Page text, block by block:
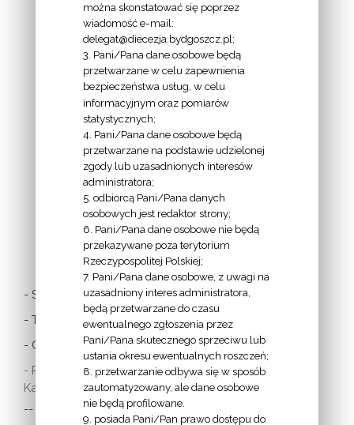
INFORMACJE
EPISKOPATU
POLSKI:
LINKI
- Stolica Apostolska
- Twitter Papieża
- Czytania z dnia
- Polska Misja
Katolicka:
-- w Austrii
można skonstatować się poprzez
wiadomość e-mail:
delegat@diecezja.bydgoszcz.pl;
3. Pani/Pana dane osobowe będą
przetwarzane w celu zapewnienia
bezpieczeństwa usług, w celu
informacyjnym oraz pomiarów
statystycznych;
4. Pani/Pana dane osobowe będą
przetwarzane na podstawie udzielonej
zgody lub uzasadnionych interesów
administratora;
5. odbiorcą Pani/Pana danych
osobowych jest redaktor strony;
6. Pani/Pana dane osobowe nie będą
przekazywane poza terytorium
Rzeczypospolitej Polskiej;
7. Pani/Pana dane osobowe, z uwagi na
uzasadniony interes administratora,
będą przetwarzane do czasu
ewentualnego zgłoszenia przez
Pani/Pana skutecznego sprzeciwu lub
ustania okresu ewentualnych roszczeń;
8. przetwarzanie odbywa się w sposób
zautomatyzowany, ale dane osobowe
nie będą profilowane.
9. posiada Pani/Pan prawo dostępu do